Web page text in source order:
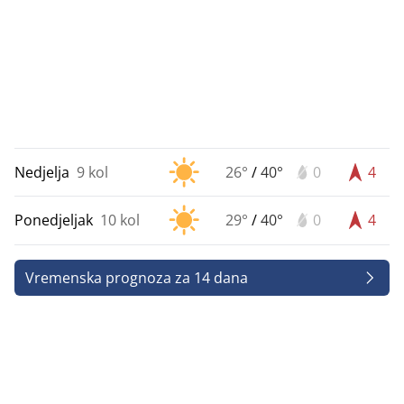
Nedjelja 9 kol 26° /40° 0 4
Ponedjeljak 10 kol 29° /40° 0 4
Vremenska prognoza za 14 dana